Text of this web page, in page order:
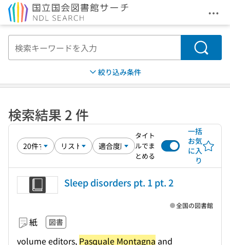
メ
検索
絞り込み条件
検索結果 2 件
タイト
ルでま
とめる
一括
お気
に入
り
Sleep disorders pt. 1 pt. 2
紙 図書
volume editors, Pasquale Montagna and
全国の図書館